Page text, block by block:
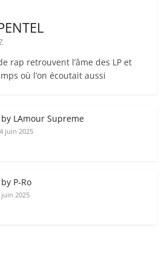
rap retrouvent l’âme des LP et
où l’on écoutait aussi
LAmour Supreme
juin 2025
P‑Ro
juin 2025